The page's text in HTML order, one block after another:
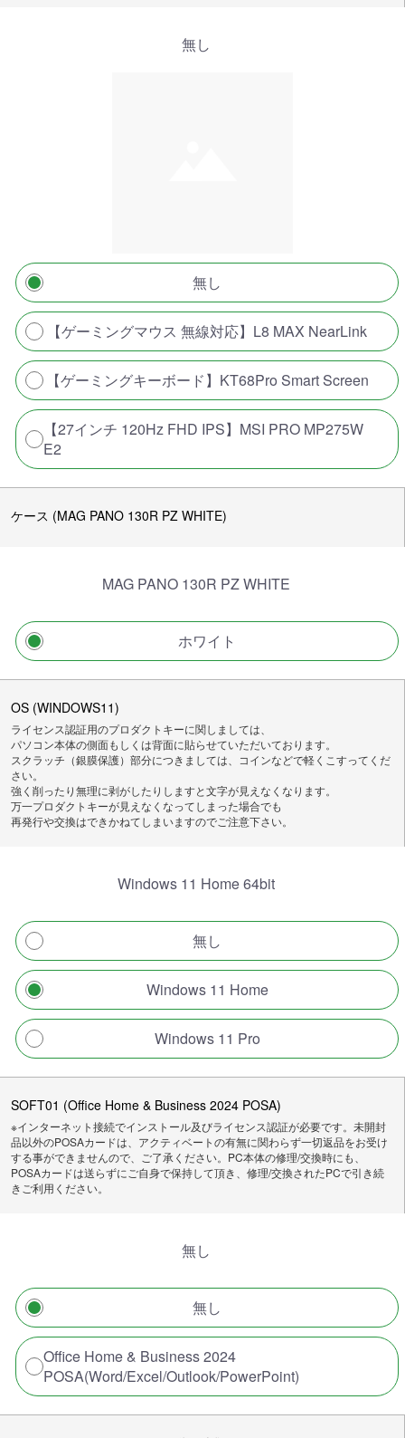
無し
無し
【ゲーミングマウス 無線対応】L8 MAX NearLink
【ゲーミングキーボード】KT68Pro Smart Screen
【27インチ 120Hz FHD IPS】MSI PRO MP275W
E2
ケース (MAG PANO 130R PZ WHITE)
MAG PANO 130R PZ WHITE
ホワイト
OS (WINDOWS11)
ライセンス認証用のプロダクトキーに関しましては、
パソコン本体の側面もしくは背面に貼らせていただいております。
スクラッチ（銀膜保護）部分につきましては、コインなどで軽くこすってくだ
さい。
強く削ったり無理に剥がしたりしますと文字が見えなくなります。
万一プロダクトキーが見えなくなってしまった場合でも
再発行や交換はできかねてしまいますのでご注意下さい。
Windows 11 Home 64bit
無し
Windows 11 Home
Windows 11 Pro
SOFT01 (Office Home & Business 2024 POSA)
※インターネット接続でインストール及びライセンス認証が必要です。未開封
品以外のPOSAカードは、アクティベートの有無に関わらず一切返品をお受け
する事ができませんので、ご了承ください。PC本体の修理/交換時にも、
POSAカードは送らずにご自身で保持して頂き、修理/交換されたPCで引き続
きご利用ください。
無し
無し
Office Home & Business 2024
POSA(Word/Excel/Outlook/PowerPoint)